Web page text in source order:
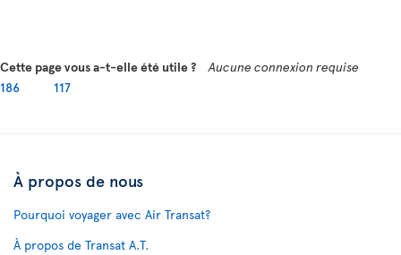
Cette page vous a-t-elle été utile ?
Aucune connexion requise
186
117
À propos de nous
Pourquoi voyager avec Air Transat?
À propos de Transat A.T.